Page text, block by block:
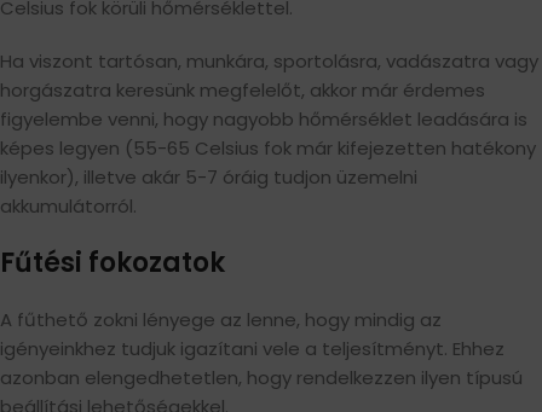
Celsius fok körüli hőmérséklettel.
Ha viszont tartósan, munkára, sportolásra, vadászatra vagy
horgászatra keresünk megfelelőt, akkor már érdemes
figyelembe venni, hogy nagyobb hőmérséklet leadására is
képes legyen (55-65 Celsius fok már kifejezetten hatékony
ilyenkor), illetve akár 5-7 óráig tudjon üzemelni
akkumulátorról.
Fűtési fokozatok
A fűthető zokni lényege az lenne, hogy mindig az
igényeinkhez tudjuk igazítani vele a teljesítményt. Ehhez
azonban elengedhetetlen, hogy rendelkezzen ilyen típusú
beállítási lehetőségekkel.